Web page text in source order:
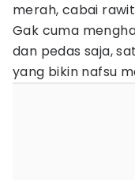
merah, cabai
Gak cuma
dan pedas saja,
yang bikin nafsu